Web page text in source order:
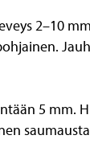
2–10
5 mm.